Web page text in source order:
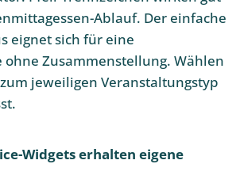
Ablauf. Der einfache
eignet sich für eine
Zusammenstellung. Wählen
jeweiligen Veranstaltungstyp
Widgets erhalten eigene